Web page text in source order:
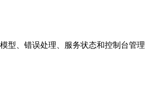
型、错误处理、服务状态和控制台管理